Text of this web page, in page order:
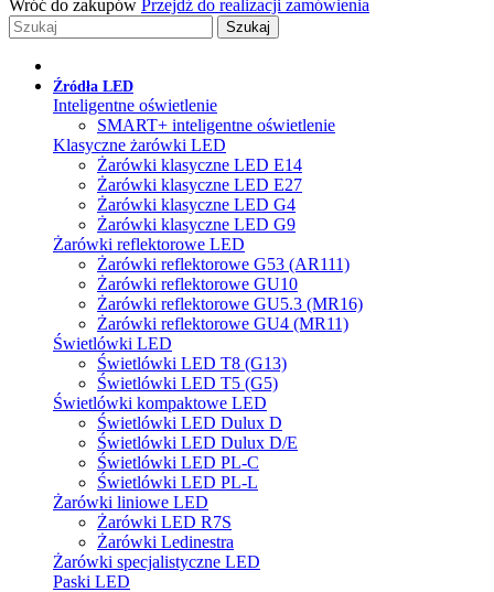
Wróć do zakupów Przejdź do realizacji zamówienia
Szukaj
Źródła LED
Inteligentne oświetlenie
SMART+ inteligentne oświetlenie
Klasyczne żarówki LED
Żarówki klasyczne LED E14
Żarówki klasyczne LED E27
Żarówki klasyczne LED G4
Żarówki klasyczne LED G9
Żarówki reflektorowe LED
Żarówki reflektorowe G53 (AR111)
Żarówki reflektorowe GU10
Żarówki reflektorowe GU5.3 (MR16)
Żarówki reflektorowe GU4 (MR11)
Świetlówki LED
Świetlówki LED T8 (G13)
Świetlówki LED T5 (G5)
Świetlówki kompaktowe LED
Świetlówki LED Dulux D
Świetlówki LED Dulux D/E
Świetlówki LED PL-C
Świetlówki LED PL-L
Żarówki liniowe LED
Żarówki LED R7S
Żarówki Ledinestra
Żarówki specjalistyczne LED
Paski LED